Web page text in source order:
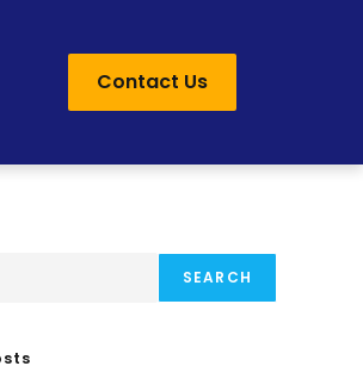
Contact Us
SEARCH